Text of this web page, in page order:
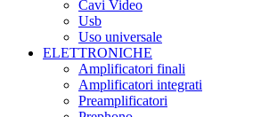
Cavi Video
Usb
Uso universale
ELETTRONICHE
Amplificatori finali
Amplificatori integrati
Preamplificatori